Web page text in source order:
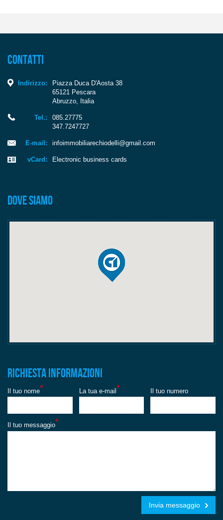
Contatti
Indirizzo:
Piazza Duca D'Aosta 38
65121 Pescara
Abruzzo, Italia
Tel.:
085.27775
347.7247727
E-mail: infoimmobiliarechiodelli@gmail.com
vCard: Electronic business cards
Dove siamo
Richiesta informazioni
Il tuo nome* La tua e-mail * Il tuo numero
Il tuo messaggio*
Invia messaggio